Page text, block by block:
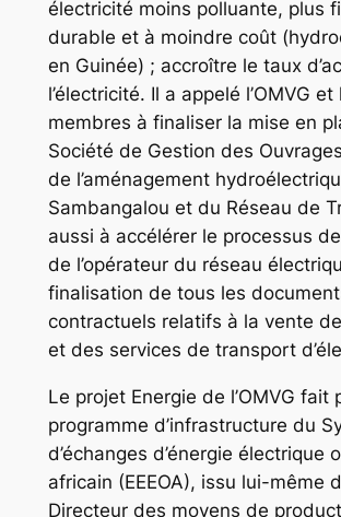
électricité moins polluante, plus
durable et à moindre coût
en Guinée) ; accroître le taux
l’électricité. Il a appelé l’OMVG
membres à finaliser la mise en
Société de Gestion des
de l’aménagement
Sambangalou et du Réseau de
aussi à accélérer le processus
de l’opérateur du réseau
finalisation de tous les
contractuels relatifs à la vente de
et des services de transport
Le projet Energie de l’OMVG fait
programme d’infrastructure du
d’échanges d’énergie électrique
africain (EEEOA), issu lui-même
Directeur des moyens de